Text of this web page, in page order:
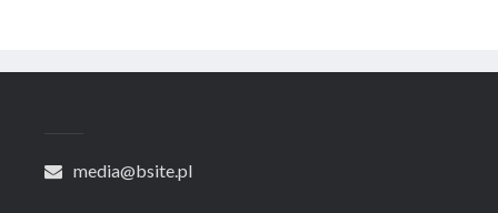
media@bsite.pl